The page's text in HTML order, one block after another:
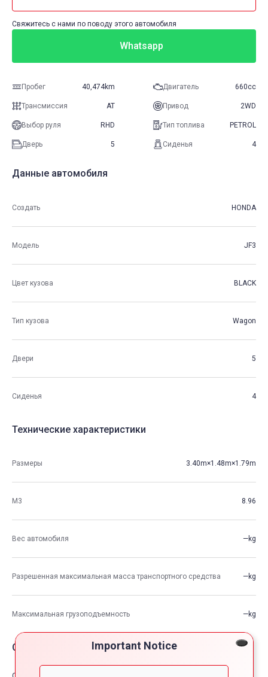
Important Notice
Свяжитесь с нами по поводу этого автомобиля
Whatsapp
Пробег 40,474km Двигатель 660cc
Трансмиссия AT Привод 2WD
Выбор руля RHD Тип топлива PETROL
Дверь 5 Сиденья 4
Данные автомобиля
Создать HONDA
Модель JF3
Цвет кузова BLACK
Тип кузова Wagon
Двери 5
Сиденья 4
Технические характеристики
Размеры 3.40m×1.48m×1.79m
М3 8.96
Вес автомобиля —kg
Разрешенная максимальная масса транспортного средства —kg
Максимальная грузоподъемность —kg
Опции автомобия